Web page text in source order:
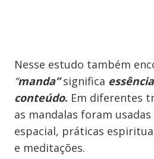
Nesse estudo também
“manda”significa essência
conteúdo. Em diferentes
as mandalas foram
espacial, práticas
e meditações.